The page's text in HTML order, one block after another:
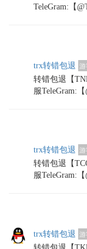
TeleGram:【
trx转错包退 游
转错包退【
服TeleGram:【
trx转错包退 游
转错包退【
服TeleGram:【
trx转错包退 游